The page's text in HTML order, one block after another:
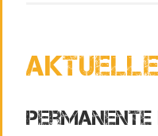
Permanente